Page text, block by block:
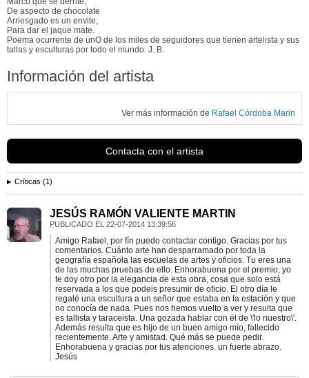
De aspecto de chocolate
Arriesgado es un envite,
Para dar el jaque mate.
Poema ocurrente de unO de los miles de seguidores que tienen artelista y sus
tallas y esculturas por todo el mundo. J. B.
Información del artista
Ver más información de Rafael Córdoba Marin
Contacta con el artista
Críticas (1)
JESÚS RAMÓN VALIENTE MARTIN
PUBLICADO EL 22-07-2014 13:39:56
Amigo Rafael, por fín puedo contactar contigo. Gracias por tus
comentarios. Cuánto arte han desparramado por toda la
geografía española las escuelas de artes y oficios. Tu eres una
de las muchas pruebas de ello. Enhorabuena por el premio, yo
te doy otro por la elegancia de esta obra, cosa que solo está
reservada a los que podeis presumir de oficio. El otro día le
regalé una escultura a un señor que estaba en la estación y que
no conocía de nada. Pues nos hemos vuelto a ver y resulta que
es tallista y taraceista. Una gozada hablar con él de \'lo nuestro\'.
Además resulta que es hijo de un buen amigo mío, fallecido
recientemente. Arte y amistad. Qué más se puede pedir.
Enhorabuena y gracias por tus atenciones. un fuerte abrazo.
Jesús